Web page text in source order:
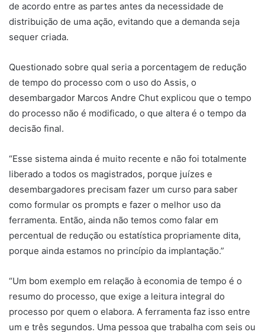
de acordo entre as partes antes da necessidade de
distribuição de uma ação, evitando que a demanda seja
sequer criada.
Questionado sobre qual seria a porcentagem de redução
de tempo do processo com o uso do Assis, o
desembargador Marcos Andre Chut explicou que o tempo
do processo não é modificado, o que altera é o tempo da
decisão final.
“Esse sistema ainda é muito recente e não foi totalmente
liberado a todos os magistrados, porque juízes e
desembargadores precisam fazer um curso para saber
como formular os prompts e fazer o melhor uso da
ferramenta. Então, ainda não temos como falar em
percentual de redução ou estatística propriamente dita,
porque ainda estamos no princípio da implantação.”
“Um bom exemplo em relação à economia de tempo é o
resumo do processo, que exige a leitura integral do
processo por quem o elabora. A ferramenta faz isso entre
um e três segundos. Uma pessoa que trabalha com seis ou